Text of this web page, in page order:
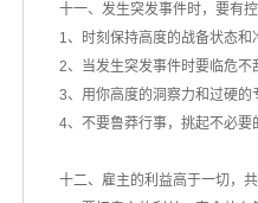
十一、发生突发事件时，要有
1、时刻保持高度的战备状态
2、当发生突发事件时要临危
3、用你高度的洞察力和过硬
4、不要鲁莽行事，挑起不必要
十二、雇主的利益高于一切，